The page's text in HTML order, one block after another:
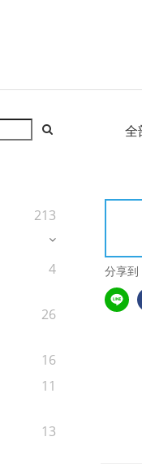
213
4
26
16
11
13
全
分享到